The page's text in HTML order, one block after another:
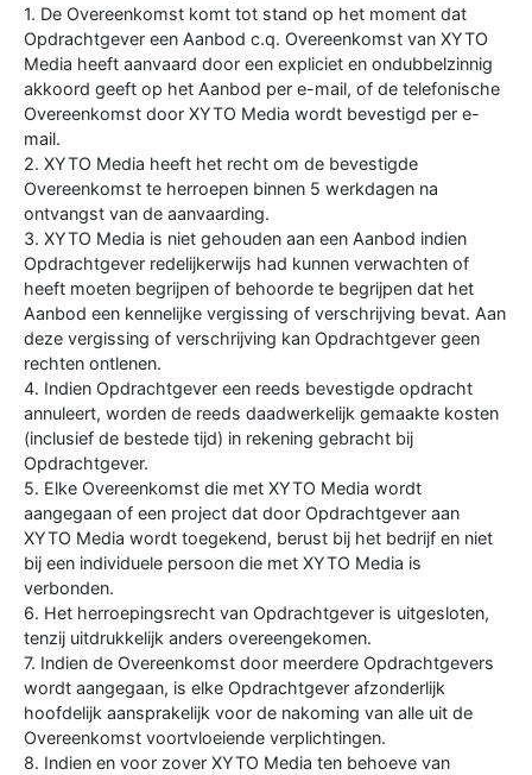
1. De Overeenkomst komt tot stand op het moment dat
Opdrachtgever een Aanbod c.q. Overeenkomst van XYTO
Media heeft aanvaard door een expliciet en ondubbelzinnig
akkoord geeft op het Aanbod per e-mail, of de telefonische
Overeenkomst door XYTO Media wordt bevestigd per e-
mail.
2. XYTO Media heeft het recht om de bevestigde
Overeenkomst te herroepen binnen 5 werkdagen na
ontvangst van de aanvaarding.
3. XYTO Media is niet gehouden aan een Aanbod indien
Opdrachtgever redelijkerwijs had kunnen verwachten of
heeft moeten begrijpen of behoorde te begrijpen dat het
Aanbod een kennelijke vergissing of verschrijving bevat. Aan
deze vergissing of verschrijving kan Opdrachtgever geen
rechten ontlenen.
4. Indien Opdrachtgever een reeds bevestigde opdracht
annuleert, worden de reeds daadwerkelijk gemaakte kosten
(inclusief de bestede tijd) in rekening gebracht bij
Opdrachtgever.
5. Elke Overeenkomst die met XYTO Media wordt
aangegaan of een project dat door Opdrachtgever aan
XYTO Media wordt toegekend, berust bij het bedrijf en niet
bij een individuele persoon die met XYTO Media is
verbonden.
6. Het herroepingsrecht van Opdrachtgever is uitgesloten,
tenzij uitdrukkelijk anders overeengekomen.
7. Indien de Overeenkomst door meerdere Opdrachtgevers
wordt aangegaan, is elke Opdrachtgever afzonderlijk
hoofdelijk aansprakelijk voor de nakoming van alle uit de
Overeenkomst voortvloeiende verplichtingen.
8. Indien en voor zover XYTO Media ten behoeve van